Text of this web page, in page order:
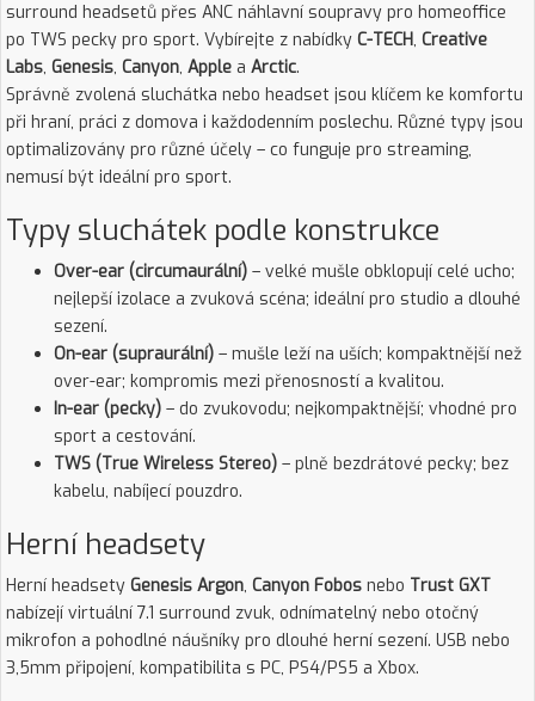
surround headsetů přes ANC náhlavní soupravy pro homeoffice
po TWS pecky pro sport. Vybírejte z nabídky C-TECH, Creative
Labs, Genesis, Canyon, Apple a Arctic.
Správně zvolená sluchátka nebo headset jsou klíčem ke komfortu
při hraní, práci z domova i každodenním poslechu. Různé typy jsou
optimalizovány pro různé účely – co funguje pro streaming,
nemusí být ideální pro sport.
Typy sluchátek podle konstrukce
Over-ear (circumaurální) – velké mušle obklopují celé ucho;
nejlepší izolace a zvuková scéna; ideální pro studio a dlouhé
sezení.
On-ear (supraurální) – mušle leží na uších; kompaktnější než
over-ear; kompromis mezi přenosností a kvalitou.
In-ear (pecky) – do zvukovodu; nejkompaktnější; vhodné pro
sport a cestování.
TWS (True Wireless Stereo) – plně bezdrátové pecky; bez
kabelu, nabíjecí pouzdro.
Herní headsety
Herní headsety Genesis Argon, Canyon Fobos nebo Trust GXT
nabízejí virtuální 7.1 surround zvuk, odnímatelný nebo otočný
mikrofon a pohodlné náušníky pro dlouhé herní sezení. USB nebo
3,5mm připojení, kompatibilita s PC, PS4/PS5 a Xbox.